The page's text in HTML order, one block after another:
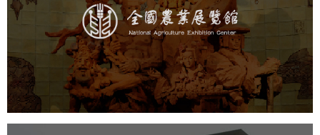
文化艺术 展馆网站建设
博物馆展厅设计
数字博物馆建设
展厅空间设计
企业展厅设计
公司展厅设计
北京展厅设计 产品展厅设计